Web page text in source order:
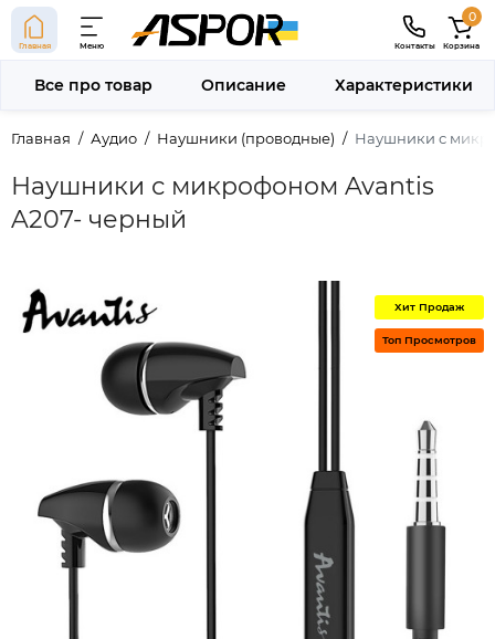
Главная Меню Контакты
0
Корзина
Главная Аудио Наушники (проводные) Наушники с
Наушники с микрофоном Avantis
A207- черный
Все про товар Описание Характеристики
Хит Продаж
Топ Просмотров